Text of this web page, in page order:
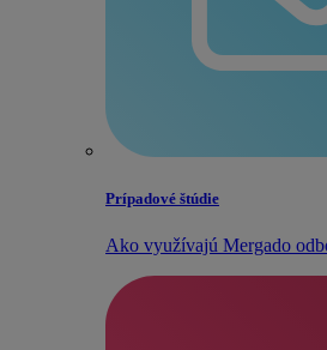
Prípadové štúdie
Ako využívajú Mergado